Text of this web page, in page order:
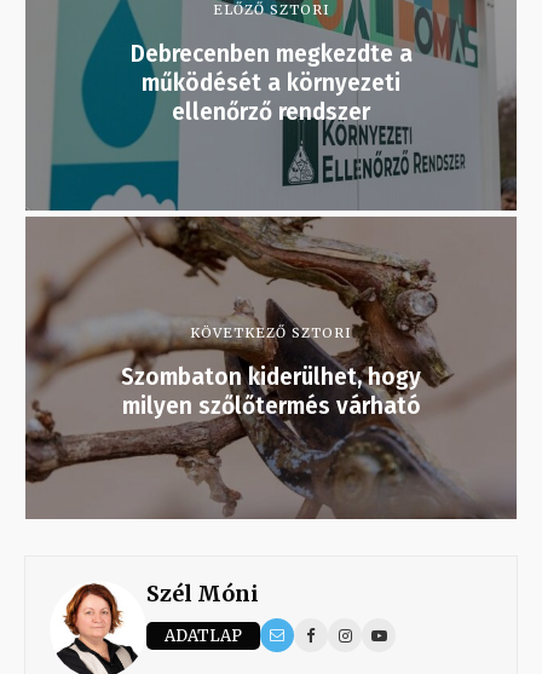
ELŐZŐ SZTORI
Debrecenben megkezdte a
működését a környezeti
ellenőrző rendszer
KÖVETKEZŐ SZTORI
Szombaton kiderülhet, hogy
milyen szőlőtermés várható
Szél Móni
ADATLAP